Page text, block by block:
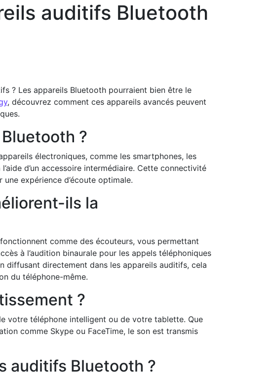
auditifs Bluetooth
? Les appareils Bluetooth pourraient bien être le
, découvrez comment ces appareils avancés peuvent
?
électroniques, comme les smartphones, les
d’un accessoire intermédiaire. Cette connectivité
expérience d’écoute optimale.
ils la
comme des écouteurs, vous permettant
à l’audition binaurale pour les appels téléphoniques
diffusant directement dans les appareils auditifs, cela
du téléphone-même.
?
votre téléphone intelligent ou de votre tablette. Que
comme Skype ou FaceTime, le son est transmis
auditifs Bluetooth ?